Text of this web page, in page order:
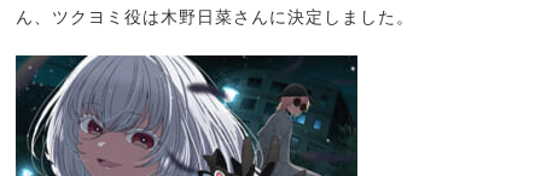
ん、ツクヨミ役は木野日菜さんに決定しました。